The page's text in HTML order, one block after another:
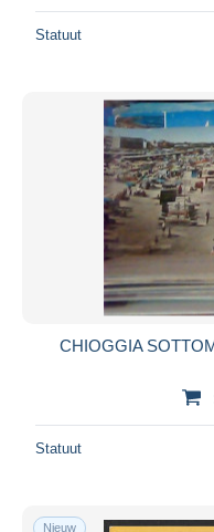
Statuut
CHIOGGIA
Statuut
Nieuw